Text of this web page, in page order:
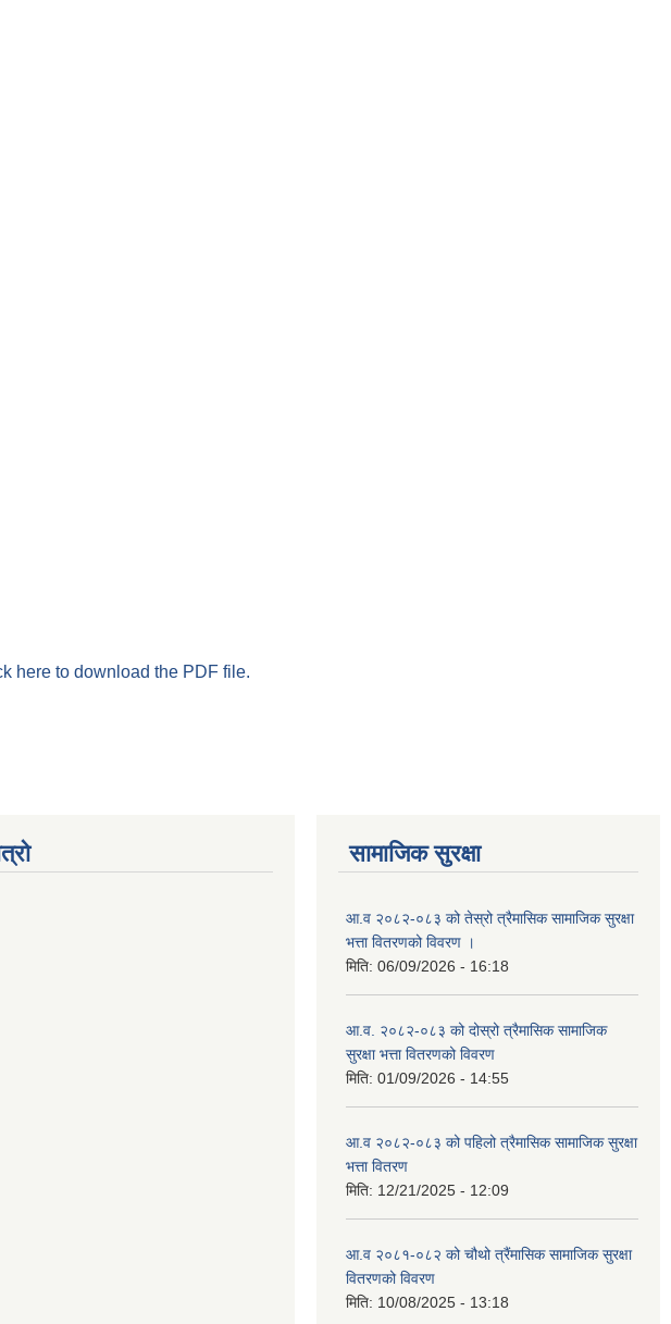
here to download the PDF file.
सामाजिक सुरक्षा
आ.व २०८२-०८३ को तेस्रो त्रैमासिक सामाजिक सुरक्षा
भत्ता वितरणको विवरण ।
मिति: 06/09/2026 - 16:18
आ.व. २०८२-०८३ को दोस्रो त्रैमासिक सामाजिक
सुरक्षा भत्ता वितरणको विवरण
मिति: 01/09/2026 - 14:55
आ.व २०८२-०८३ को पहिलो त्रैमासिक सामाजिक सुरक्षा
भत्ता वितरण
मिति: 12/21/2025 - 12:09
आ.व २०८१-०८२ को चौथो त्रैंमासिक सामाजिक सुरक्षा
वितरणको विवरण
मिति: 10/08/2025 - 13:18